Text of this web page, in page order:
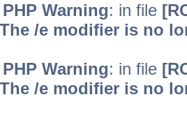
Warning: in file
/e modifier is no
Warning: in file
/e modifier is no